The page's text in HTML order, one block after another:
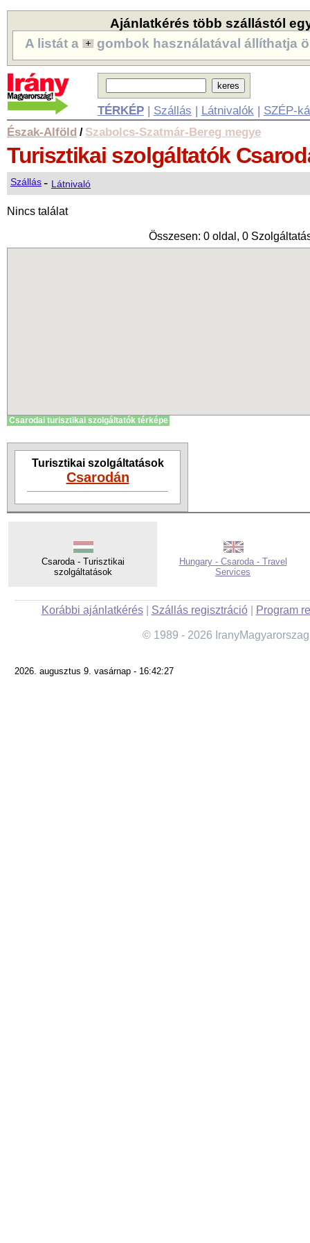
Ajánlatkérés több szállástól
A listát a
gombok használatával állíthatja
TÉRKÉP| Szállás | Látnivalók | SZÉP-
Észak-Alföld / Szabolcs-Szatmár-Bereg megye
Turisztikai szolgáltatók
Szállás- Látnivaló
Nincs találat
Összesen: 0 oldal, 0
Csarodai turisztikai szolgáltatók térképe
Turisztikai szolgáltatások
Csarodán
Csaroda - Turisztikai
szolgáltatások
Hungary - Csaroda - Travel
Services
Korábbi ajánlatkérés| Szállás regisztráció| Program
© 1989 - 2026
2026. augusztus 9. vasárnap - 16:42:27